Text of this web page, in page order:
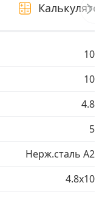
10
10
4.8
5
Нерж.сталь A2
4.8х10